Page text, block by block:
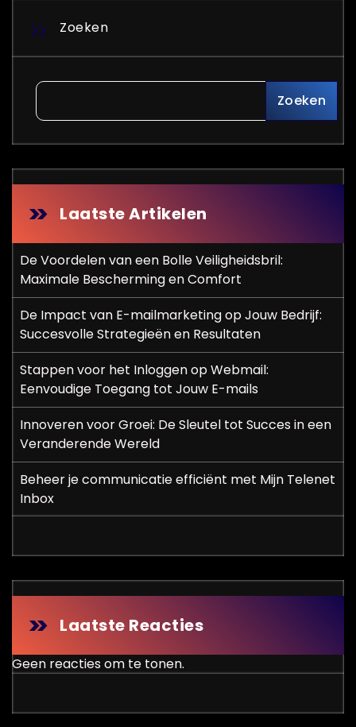
Zoeken
Zoeken
Laatste Artikelen
De Voordelen van een Bolle Veiligheidsbril:
Maximale Bescherming en Comfort
De Impact van E-mailmarketing op Jouw Bedrijf:
Succesvolle Strategieën en Resultaten
Stappen voor het Inloggen op Webmail:
Eenvoudige Toegang tot Jouw E-mails
Innoveren voor Groei: De Sleutel tot Succes in een
Veranderende Wereld
Beheer je communicatie efficiënt met Mijn Telenet
Inbox
Laatste Reacties
Geen reacties om te tonen.